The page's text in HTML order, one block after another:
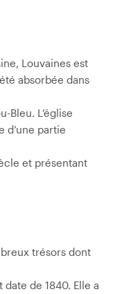
Louvaines est
absorbée dans
Bleu. L’église
d’une partie
et présentant
trésors dont
de 1840. Elle a